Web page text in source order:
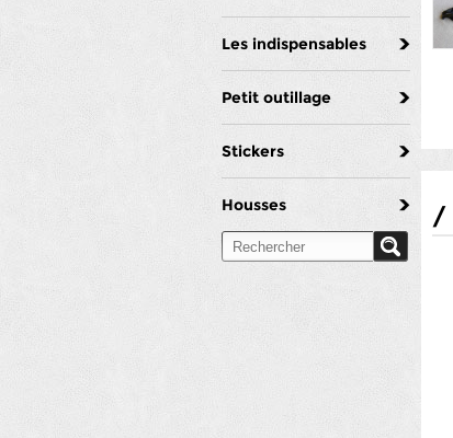
Les indispensables
Petit outillage
Stickers
Housses /